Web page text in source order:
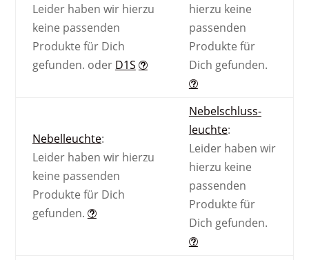
Leider haben wir hierzu
keine passenden
Produkte für Dich
gefunden. oder D1S
hierzu keine
passenden
Produkte für
Dich gefunden.
Nebel­leuchte:
Leider haben wir hierzu
keine passenden
Produkte für Dich
gefunden.
Nebel­schluss­
leuchte:
Leider haben wir
hierzu keine
passenden
Produkte für
Dich gefunden.